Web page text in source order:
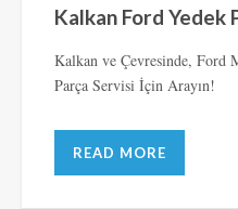
Kalkan Ford Yedek
Kalkan ve Çevresinde, Ford
Parça Servisi İçin Arayın!
READ MORE